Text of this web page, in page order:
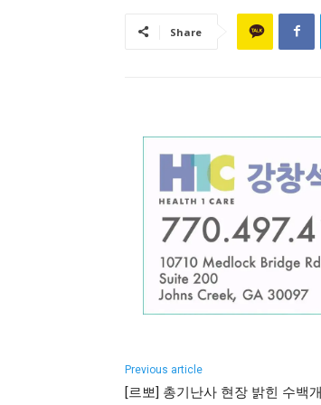
Share
Previous article
[르뽀] 총기난사 현장 밝힌 수백